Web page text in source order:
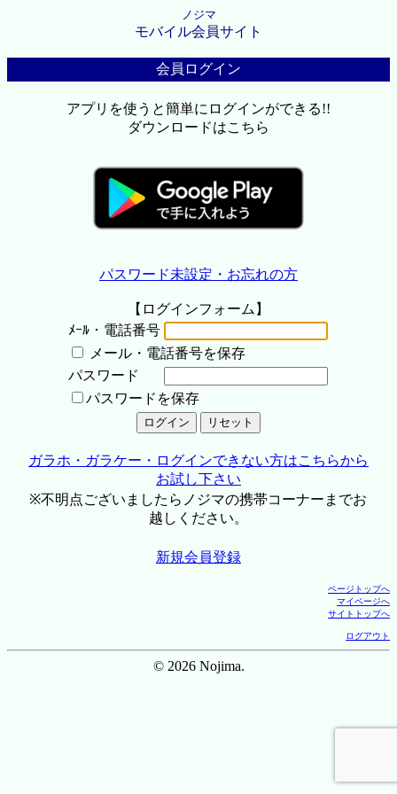
ノジマ
モバイル会員サイト
会員ログイン
アプリを使うと簡単にログインができる!!
ダウンロードはこちら
パスワード未設定・お忘れの方
【ログインフォーム】
ﾒｰﾙ・電話番号
メール・電話番号を保存
パスワード
パスワードを保存
ガラホ・ガラケー・ログインできない方はこちらから
お試し下さい
※不明点ございましたらノジマの携帯コーナーまでお
越しください。
新規会員登録
ページトップへ
マイページへ
サイトトップへ
ログアウト
© 2026 Nojima.